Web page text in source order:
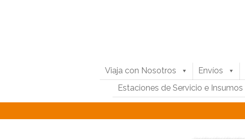
Viaja con Nosotros Envíos
Estaciones de Servicio e Insumos